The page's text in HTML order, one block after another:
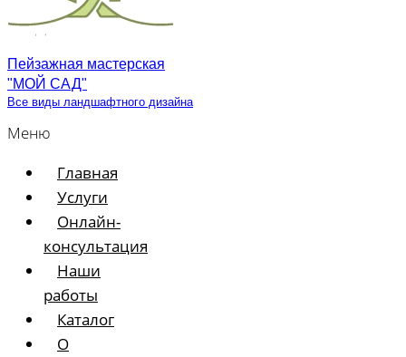
Пейзажная мастерская
"МОЙ САД"
Все виды ландшафтного дизайна
Меню
Главная
Услуги
Онлайн-
консультация
Наши
работы
Каталог
О